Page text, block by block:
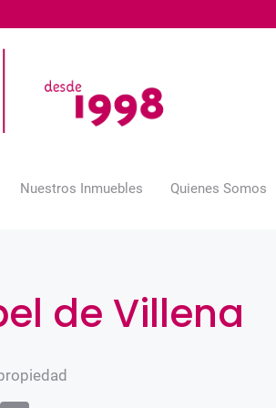
Nuestros Inmuebles Quienes Somos
de Villena